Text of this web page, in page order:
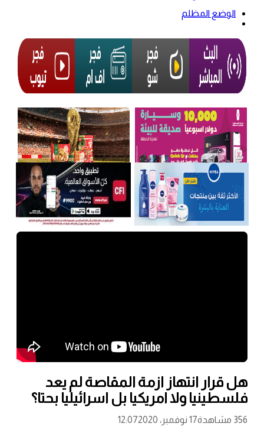
الوضع المظلم
هل قرار انتهاز ازمة المقاصة لم يعد
فلسطينيا ولا امريكيا بل اسرائيليا بحتا؟
356 مشاهدة 17 نوفمبر، 2020 12:07